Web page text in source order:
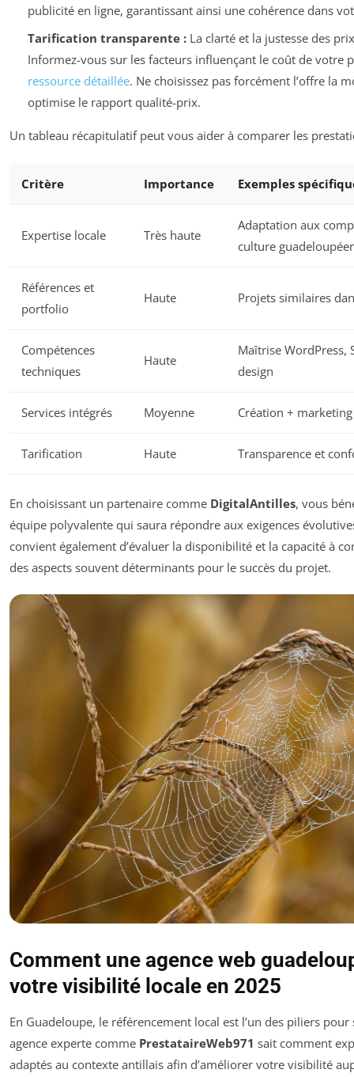
publicité en ligne, garantissant ainsi une cohérence dans
Tarification transparente :La clarté et la justesse des
Informez-vous sur les facteurs influençant le coût de votre
ressource détaillée. Ne choisissez pas forcément l’offre la
optimise le rapport qualité-prix.
Un tableau récapitulatif peut vous aider à comparer les
Critère Importance Exemples
Expertise locale Très haute
Adaptation aux
culture
Références et
portfolio
Haute Projets similaires
Compétences
techniques
Haute
Maîtrise WordPress,
design
Services intégrés Moyenne Création +
Tarification Haute Transparence et
En choisissant un partenaire comme DigitalAntilles, vous
équipe polyvalente qui saura répondre aux exigences
convient également d’évaluer la disponibilité et la capacité à
des aspects souvent déterminants pour le succès du projet.
Comment une agence web
votre visibilité locale en 2025
En Guadeloupe, le référencement local est l’un des piliers pour
agence experte comme PrestataireWeb971 sait comment
adaptés au contexte antillais afin d’améliorer votre visibilité